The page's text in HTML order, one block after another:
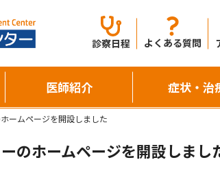
診察日程 よくある質問
医師紹介 症状・治
ームページを開設しました
のホームページを開設しまし